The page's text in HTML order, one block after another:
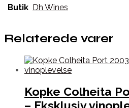
Butik Dh Wines
Relaterede varer
Kopke Colheita
– Eksklusiv